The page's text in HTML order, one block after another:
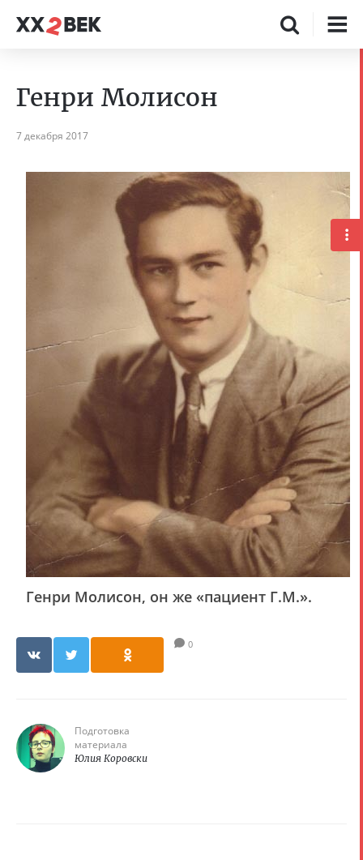
Генри Молисон
7 декабря 2017
Генри Молисон, он же «пациент Г.М.».
0
Подготовка
материала
Юлия Коровски